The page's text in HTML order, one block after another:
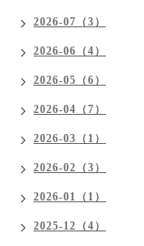
2026-07（3）
2026-06（4）
2026-05（6）
2026-04（7）
2026-03（1）
2026-02（3）
2026-01（1）
2025-12（4）